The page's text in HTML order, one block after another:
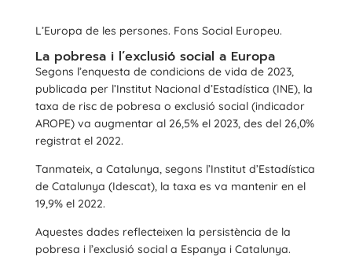
L’Europa de les persones. Fons Social Europeu.
La pobresa i l’exclusió social a Europa
Segons l’enquesta de condicions de vida de 2023,
publicada per l’Institut Nacional d’Estadística (INE), la
taxa de risc de pobresa o exclusió social (indicador
AROPE) va augmentar al 26,5% el 2023, des del 26,0%
registrat el 2022.
Tanmateix, a Catalunya, segons l’Institut d’Estadística
de Catalunya (Idescat), la taxa es va mantenir en el
19,9% el 2022.
Aquestes dades reflecteixen la persistència de la
pobresa i l’exclusió social a Espanya i Catalunya.